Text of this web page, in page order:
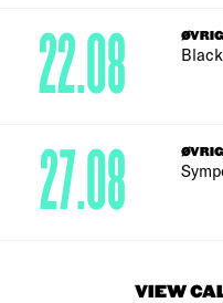
22.08
27.08
VIEW